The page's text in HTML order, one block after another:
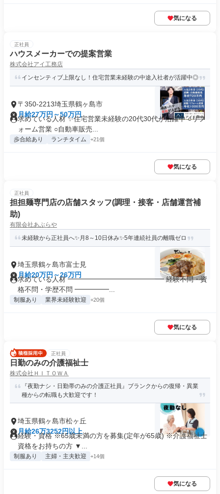
気になる
正社員
ハウスメーカーでの提案営業
株式会社アイ工務店
インセンティブ上限なし！住宅営業未経験の中途入社者が活躍中◎
〒350-2213埼玉県鶴ヶ島市
月給27万円～50万円
求めている人材 ✨住宅営業未経験の20代30代が活躍中 ○リフ
ォーム営業 ○自動車販売...
歩合給あり ランチタイム +21個
気になる
正社員
担担麺専門店の店舗スタッフ(調理・接客・店舗運営補
助)
有限会社あぶらや
未経験から正社員へ✨月8～10日休み✨5年連続社員の離職ゼロ
埼玉県鶴ヶ島市富士見
月給20万円～26万円
求めている人材 ━━━━━━━━━━━━━━ 経験不問・資
格不問・学歴不問 ━━━━━...
制服あり 業界未経験歓迎 +20個
気になる
正社員
日勤のみの介護福祉士
株式会社ＨＩＴＯＷＡ
『夜勤ナシ・日勤帯のみの介護正社員』ブランクからの復帰・異業
種からの転職も大歓迎です！
埼玉県鶴ヶ島市松ヶ丘
月給26万3252円以上
経験・資格 ※65歳未満の方を募集(定年が65歳) ※介護福祉士
資格をお持ちの方 ▼...
制服あり 主婦・主夫歓迎 +14個
気になる